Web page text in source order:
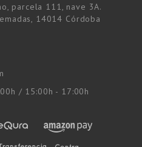
parcela 111, nave 3A.
14014 Córdoba
/ 15:00h - 17:00h